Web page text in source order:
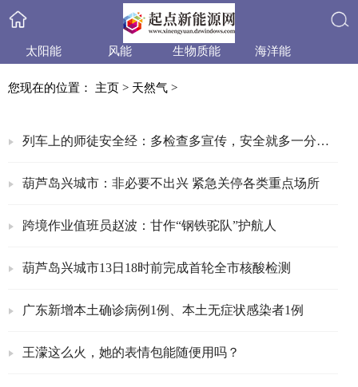
搜索
太阳能 风能 生物质能
海洋能
政策法规
产业信息
您现在的位置： 主页 > 天然气 >
列车上的师徒安全经：多检查多宣传，安全就多一分保证
葫芦岛兴城市：非必要不出兴 紧急关停各类重点场所
跨境作业值班员赵波：甘作“钢铁驼队”护航人
葫芦岛兴城市13日18时前完成首轮全市核酸检测
广东新增本土确诊病例1例、本土无症状感染者1例
王濛这么火，她的表情包能随便用吗？